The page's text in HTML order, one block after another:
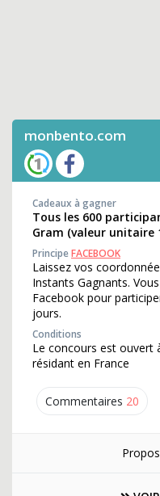
monbento.com
Commentaires 20
Cadeaux à gagner
Tous les 600
Gram (valeur unitaire
PrincipeFACEBOOK
Laissez vos
Instants Gagnants.
Facebook pour
jours.
Conditions
Le concours est ouvert
résidant en France